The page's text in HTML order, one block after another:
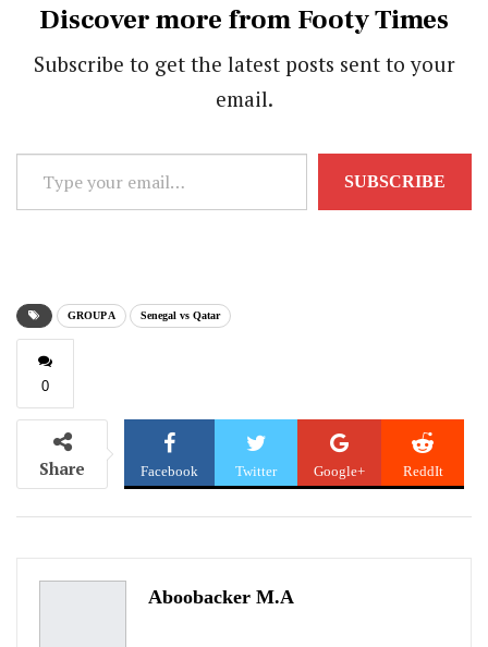
Discover more from Footy Times
Subscribe to get the latest posts sent to your
email.
your
SUBSCRIBE
GROUP A Senegal vs Qatar
0
Share Facebook Twitter Google+ ReddIt
Aboobacker M.A